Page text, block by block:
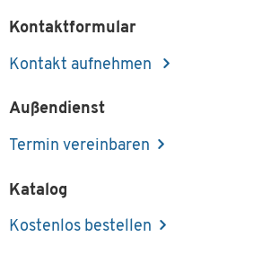
Kontaktformular
Kontakt aufnehmen
Außendienst
Termin vereinbaren
Katalog
Kostenlos bestellen